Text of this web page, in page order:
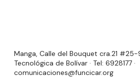
Manga, Calle del Bouquet cra.21 #25-
Tecnológica de Bolívar · Tel: 6928177 ·
comunicaciones@funcicar.org